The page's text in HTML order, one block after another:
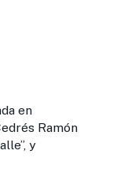
en
Ramón
y